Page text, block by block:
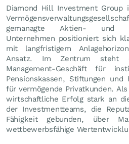
Diamond Hill Investment Group
gemanagte Aktien- und
Unternehmen positioniert sich
mit langfristigem
Ansatz. Im Zentrum steht
Management-Geschäft für
Pensionskassen, Stiftungen und
für vermögende Privatkunden.
wirtschaftliche Erfolg stark an
der Investmentteams, die
Fähigkeit gebunden, über
wettbewerbsfähige